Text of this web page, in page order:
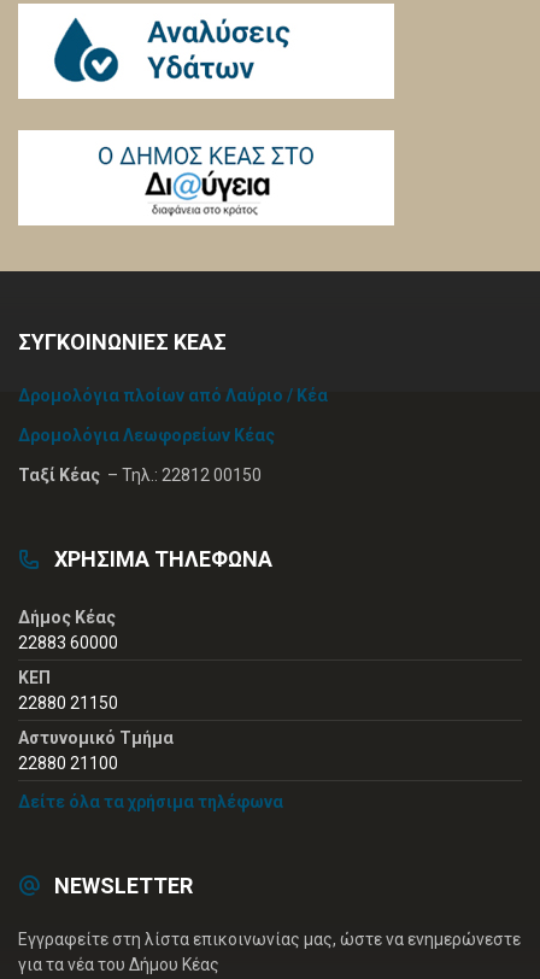
ΣΥΓΚΟΙΝΩΝΙΕΣ ΚΕΑΣ
Δρομολόγια πλοίων από Λαύριο / Κέα
Δρομολόγια Λεωφορείων Κέας
Ταξί Κέας – Τηλ.: 22812 00150
ΧΡΗΣΙΜΑ ΤΗΛΕΦΩΝΑ
Δήμος Κέας
22883 60000
ΚΕΠ
22880 21150
Αστυνομικό Τμήμα
22880 21100
Δείτε όλα τα χρήσιμα τηλέφωνα
NEWSLETTER
Εγγραφείτε στη λίστα επικοινωνίας μας, ώστε να ενημερώνεστε
για τα νέα του Δήμου Κέας